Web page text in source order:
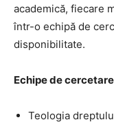
academică, fiecare
într-o echipă de
disponibilitate.
Echipe de
Teologia